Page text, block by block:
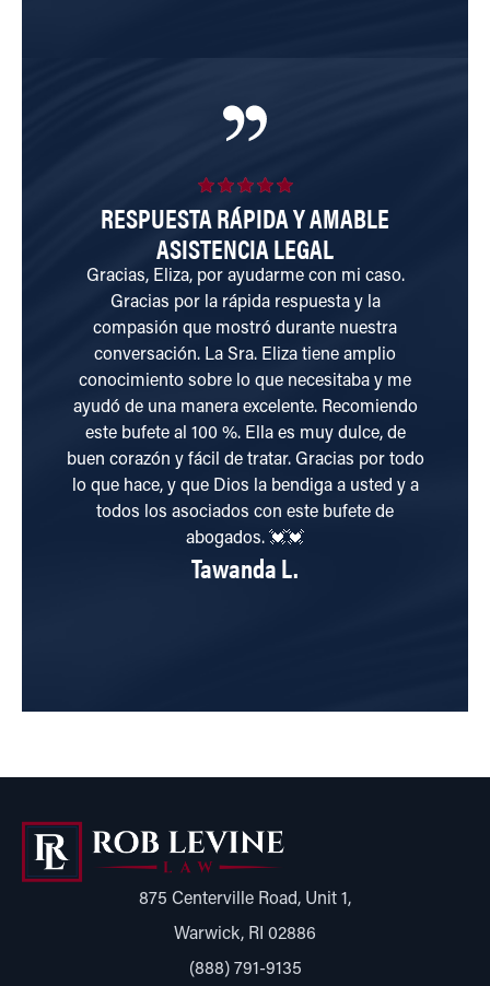
RESPUESTA RÁPIDA Y AMABLE
ASISTENCIA LEGAL
Gracias, Eliza, por ayudarme con mi caso.
Gracias por la rápida respuesta y la
compasión que mostró durante nuestra
conversación. La Sra. Eliza tiene amplio
conocimiento sobre lo que necesitaba y me
ayudó de una manera excelente. Recomiendo
este bufete al 100 %. Ella es muy dulce, de
buen corazón y fácil de tratar. Gracias por todo
lo que hace, y que Dios la bendiga a usted y a
todos los asociados con este bufete de
abogados. 💓💓
Tawanda L.
875 Centerville Road, Unit 1,
Warwick, RI 02886
(888) 791-9135